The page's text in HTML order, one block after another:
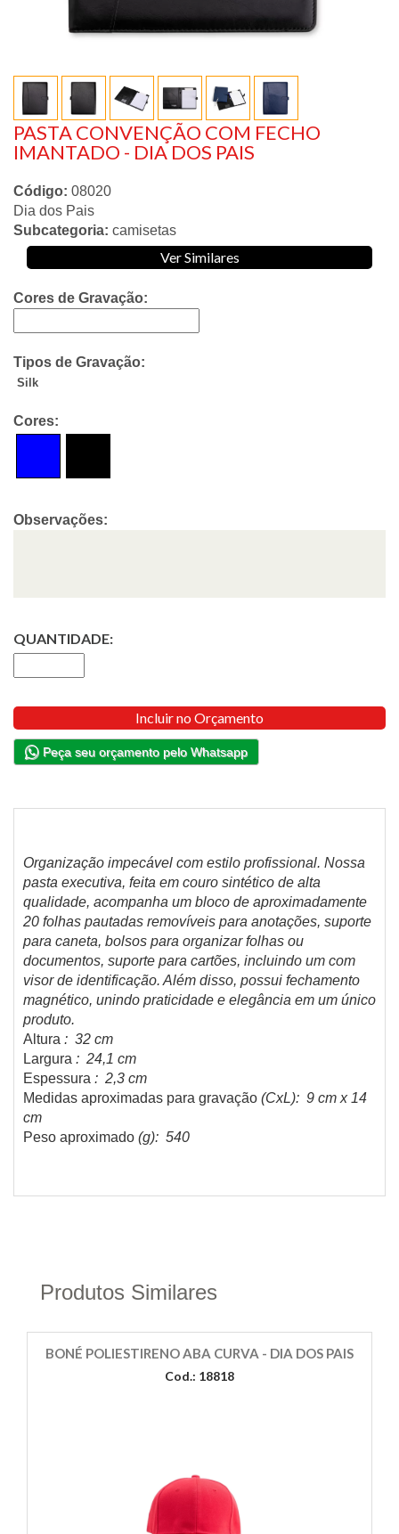
PASTA CONVENÇÃO COM FECHO
IMANTADO - DIA DOS PAIS
Código: 08020
Dia dos Pais
Subcategoria: camisetas
Ver Similares
Cores de Gravação:
Tipos de Gravação:
Silk
Cores:
Observações:
QUANTIDADE:
Incluir no Orçamento
Peça seu orçamento pelo Whatsapp
Organização impecável com estilo profissional. Nossa
pasta executiva, feita em couro sintético de alta
qualidade, acompanha um bloco de aproximadamente
20 folhas pautadas removíveis para anotações, suporte
para caneta, bolsos para organizar folhas ou
documentos, suporte para cartões, incluindo um com
visor de identificação. Além disso, possui fechamento
magnético, unindo praticidade e elegância em um único
produto.
Altura : 32 cm
Largura : 24,1 cm
Espessura : 2,3 cm
Medidas aproximadas para gravação (CxL): 9 cm x 14
cm
Peso aproximado (g): 540
Produtos Similares
BONÉ POLIESTIRENO ABA CURVA - DIA DOS PAIS
Cod.: 18818